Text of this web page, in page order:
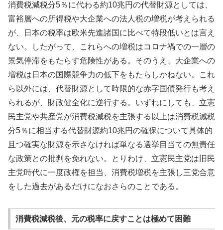
消費税減税分5％に代わる約10兆円の代替財源としては、
富裕層への所得税や大企業への法人税の増税が考えられる
が、日本の税率は欧米先進諸国に比べて特段低いとは言え
ない。したがって、これらへの増税はコロナ禍での一層の
景気停滞をもたらす危険性がある。そのうえ、大企業への
増税は日本の国際競争力の低下をもたらしかねない。これ
ら以外には、代替財源として時限的な赤字国債発行も考え
られるが、財政健全化に逆行する。いずれにしても、立憲
民主党や共産党が消費税減税を主張する以上は消費税減税
分5％に相当する代替財源約10兆円の確保について具体的
且つ確実な財源を示さなければ単なる選挙目当ての無責任
な政策との批判を免れない。とりわけ、立憲民主党は旧民
主党時代に一度政権を担当、消費税増税を主張し三党合意
をした過去があるだけになおさらのことである。
消費税減税後、元の税率に戻すことは極めて困難